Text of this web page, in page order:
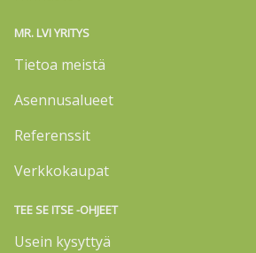
MR. LVI YRITYS
Tietoa meistä
Asennusalueet
Referenssit
Verkkokaupat
TEE SE ITSE -OHJEET
Usein kysyttyä